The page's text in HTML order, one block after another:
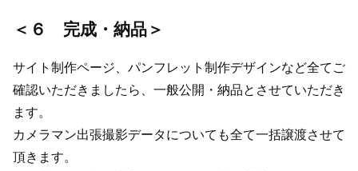
＜６ 完成・納品＞
サイト制作ページ、パンフレット制作デザインなど全てご
確認いただきましたら、一般公開・納品とさせていただき
ます。
カメラマン出張撮影データについても全て一括譲渡させて
頂きます。